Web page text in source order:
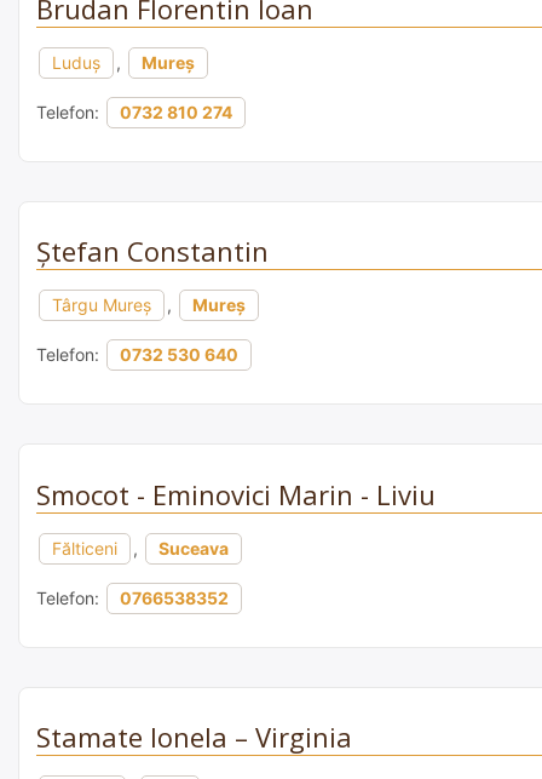
Brudan Florentin Ioan
Luduş , Mureș
Telefon: 0732 810 274
Ștefan Constantin
Târgu Mureș , Mureș
Telefon: 0732 530 640
Smocot - Eminovici Marin - Liviu
Fălticeni , Suceava
Telefon: 0766538352
Stamate Ionela – Virginia